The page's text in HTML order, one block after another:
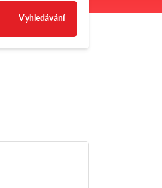
Vyhledávání